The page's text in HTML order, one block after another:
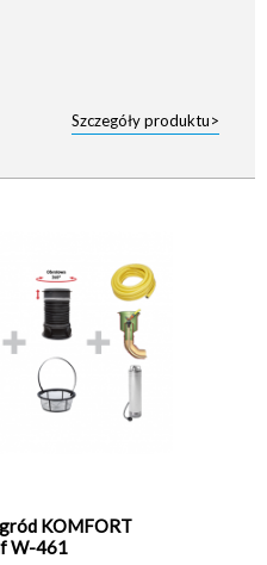
Szczegóły produktu>
KOMFORT
W-461